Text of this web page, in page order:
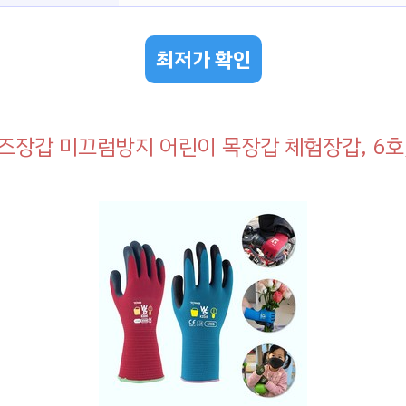
최저가 확인
장갑 미끄럼방지 어린이 목장갑 체험장갑, 6